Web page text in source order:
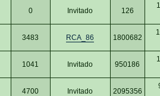
0 Invitado 126
3483 RCA_86 1800682
1041 Invitado 950186
4700 Invitado 2095356